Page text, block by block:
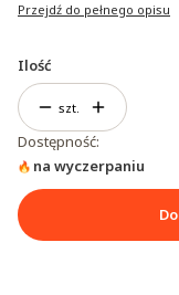
Przejdź do pełnego opisu
Ilość
szt.
Dostępność:
na wyczerpaniu